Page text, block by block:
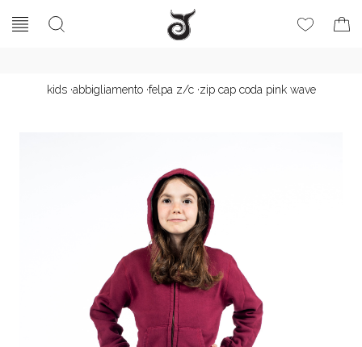
kids·abbigliamento·felpa z/c·zip cap coda pink wave